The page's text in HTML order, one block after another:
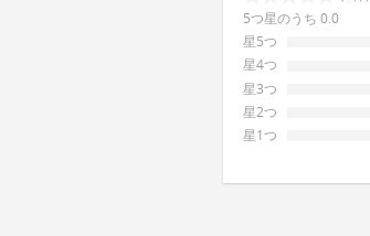
5つ星のうち 0.0
星5つ
星4つ
星3つ
星2つ
星1つ